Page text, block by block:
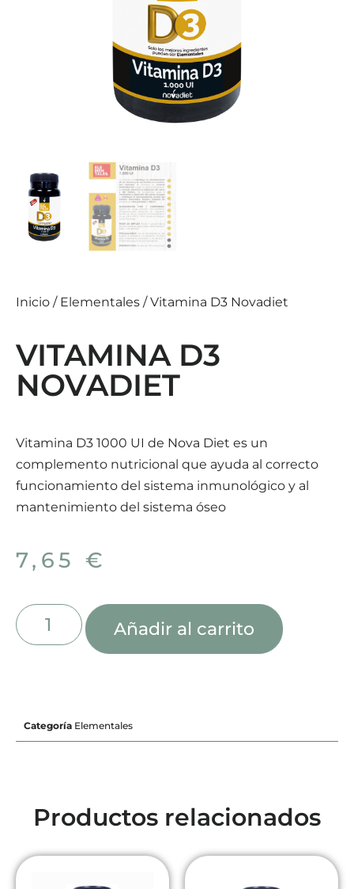
Inicio / Elementales / Vitamina D3 Novadiet
VITAMINA D3
NOVADIET
Vitamina D3 1000 UI de Nova Diet es un
complemento nutricional que ayuda al correcto
funcionamiento del sistema inmunológico y al
mantenimiento del sistema óseo
7,65 €
Añadir al carrito
Categoría Elementales
Productos relacionados